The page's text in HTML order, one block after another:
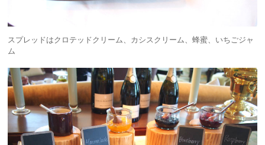
スプレッドはクロテッドクリーム、カシスクリーム、蜂蜜、いちごジャ
ム